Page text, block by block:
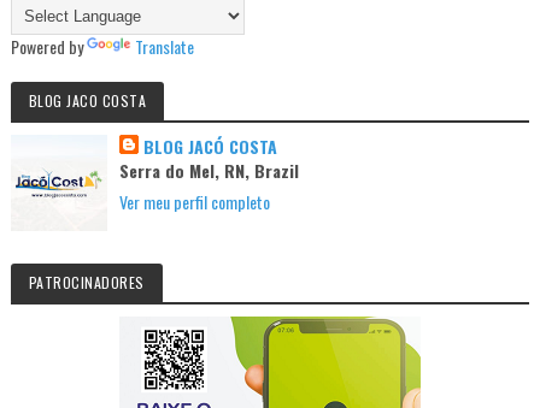
Powered by Translate
BLOG JACO COSTA
BLOG JACÓ COSTA
Serra do Mel, RN, Brazil
Ver meu perfil completo
PATROCINADORES